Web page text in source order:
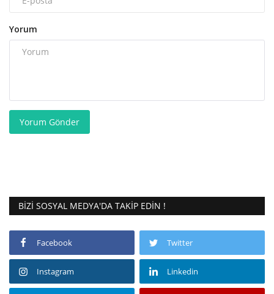
Yorum
Yorum Gönder
BIZI SOSYAL MEDYA'DA TAKIP EDIN !
Facebook Twitter
Instagram Linkedin